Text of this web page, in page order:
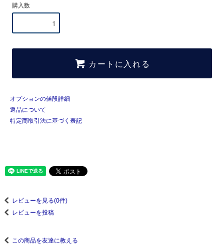
購入数
カートに入れる
オプションの値段詳細
返品について
特定商取引法に基づく表記
レビューを見る(0件)
レビューを投稿
この商品を友達に教える